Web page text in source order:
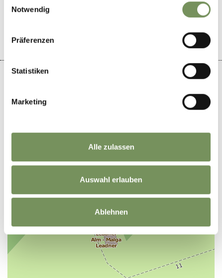
Notwendig
Präferenzen
Statistiken
Marketing
Alle zulassen
Auswahl erlauben
Ablehnen
IL CONTENUTO VI È STATO UTILE? NO